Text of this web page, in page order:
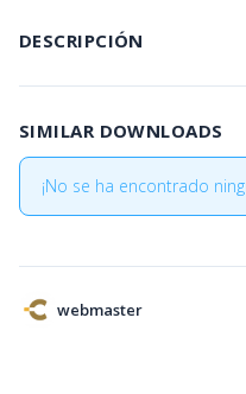
DESCRIPCIÓN
SIMILAR DOWNLOADS
¡No se ha encontrado
webmaster